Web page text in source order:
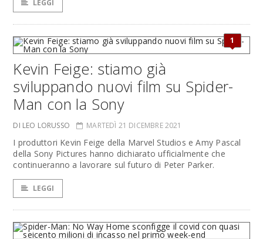
LEGGI
1
Kevin Feige: stiamo già
sviluppando nuovi film su Spider-
Man con la Sony
DI LEO LORUSSO MARTEDÌ 21 DICEMBRE 2021
I produttori Kevin Feige della Marvel Studios e Amy Pascal
della Sony Pictures hanno dichiarato ufficialmente che
continueranno a lavorare sul futuro di Peter Parker.
LEGGI